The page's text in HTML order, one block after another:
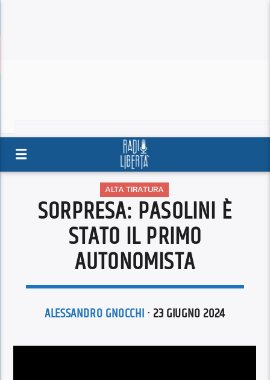
ALTA TIRATURA
SORPRESA: PASOLINI È
STATO IL PRIMO
AUTONOMISTA
ALESSANDRO GNOCCHI· 23 GIUGNO 2024